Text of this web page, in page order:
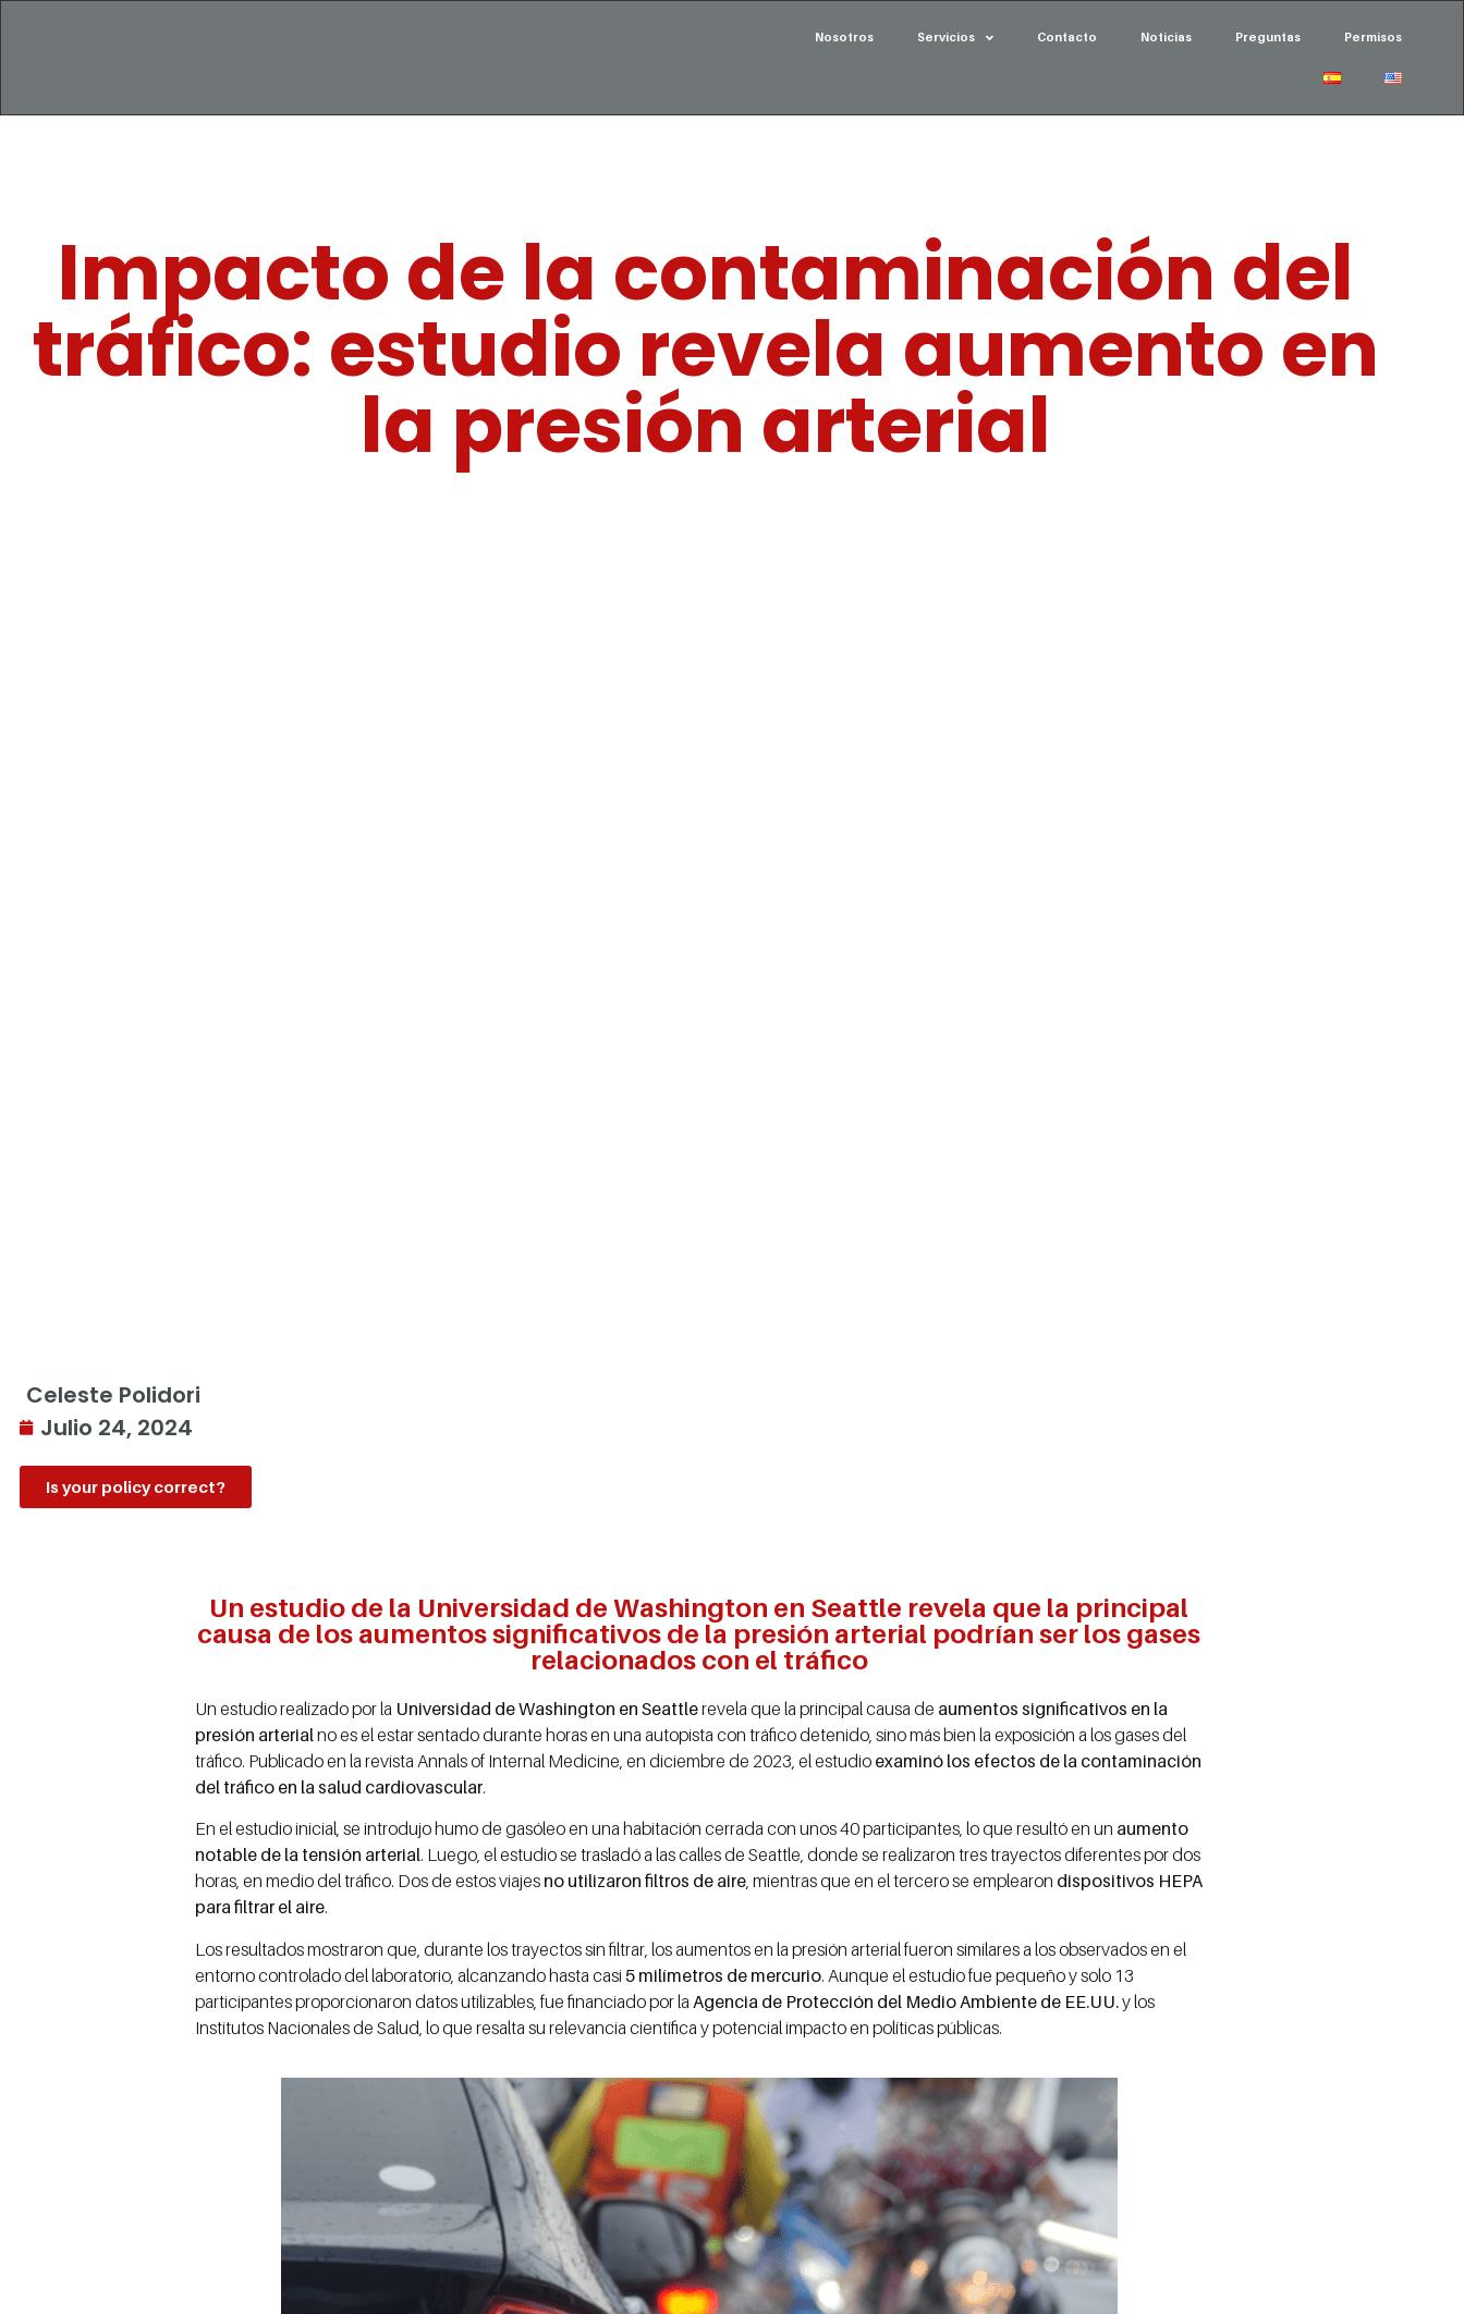
Nosotros Servicios Contacto Noticias Preguntas Permisos
Impacto de la contaminación del
tráfico: estudio revela aumento en
la presión arterial
Celeste Polidori
Julio 24, 2024
Is your policy correct?
Un estudio de la Universidad de Washington en Seattle revela que la principal
causa de los aumentos significativos de la presión arterial podrían ser los gases
relacionados con el tráfico
Un estudio realizado por la Universidad de Washington en Seattlerevela que la principal causa de aumentos significativos en la
presión arterialno es el estar sentado durante horas en una autopista con tráfico detenido, sino más bien la exposición a los gases del
tráfico. Publicado en la revista Annals of Internal Medicine, en diciembre de 2023, el estudio examinó los efectos de la contaminación
del tráfico en la salud cardiovascular.
En el estudio inicial, se introdujo humo de gasóleo en una habitación cerrada con unos 40 participantes, lo que resultó en un aumento
notable de la tensión arterial. Luego, el estudio se trasladó a las calles de Seattle, donde se realizaron tres trayectos diferentes por dos
horas, en medio del tráfico. Dos de estos viajes no utilizaron filtros de aire, mientras que en el tercero se emplearon dispositivos HEPA
para filtrar el aire.
Los resultados mostraron que, durante los trayectos sin filtrar, los aumentos en la presión arterial fueron similares a los observados en el
entorno controlado del laboratorio, alcanzando hasta casi 5 milímetros de mercurio. Aunque el estudio fue pequeño y solo 13
participantes proporcionaron datos utilizables, fue financiado por la Agencia de Protección del Medio Ambiente de EE.UU.y los
Institutos Nacionales de Salud, lo que resalta su relevancia científica y potencial impacto en políticas públicas.